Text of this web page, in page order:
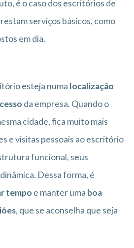
é o caso dos escritórios de
serviços básicos, como
em dia.
esteja numa localização
da empresa. Quando o
cidade, fica muito mais
e visitas pessoais ao escritório
funcional, seus
Dessa forma, é
tempo e manter uma boa
, que se aconselha que seja